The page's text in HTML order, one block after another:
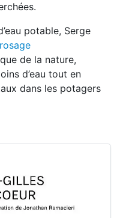
potable, Serge
de la nature,
d’eau tout en
dans les potagers